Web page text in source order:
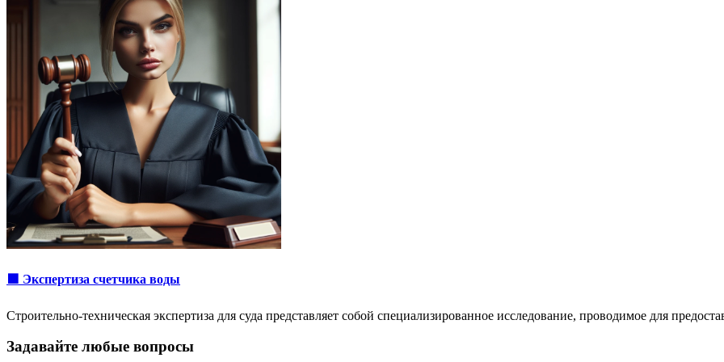
🟩 Экспертиза счетчика воды
Строительно-техническая экспертиза для суда представляет собой специализированное исследование, проводимое для
Задавайте любые вопросы